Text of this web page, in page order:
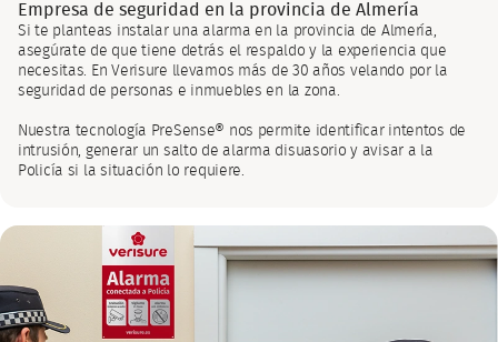
Empresa de seguridad en la provincia de Almería
Si te planteas instalar una alarma en la provincia de Almería,
asegúrate de que tiene detrás el respaldo y la experiencia que
necesitas. En Verisure llevamos más de 30 años velando por la
seguridad de personas e inmuebles en la zona.
Nuestra tecnología PreSense® nos permite identificar intentos de
intrusión, generar un salto de alarma disuasorio y avisar a la
Policía si la situación lo requiere.